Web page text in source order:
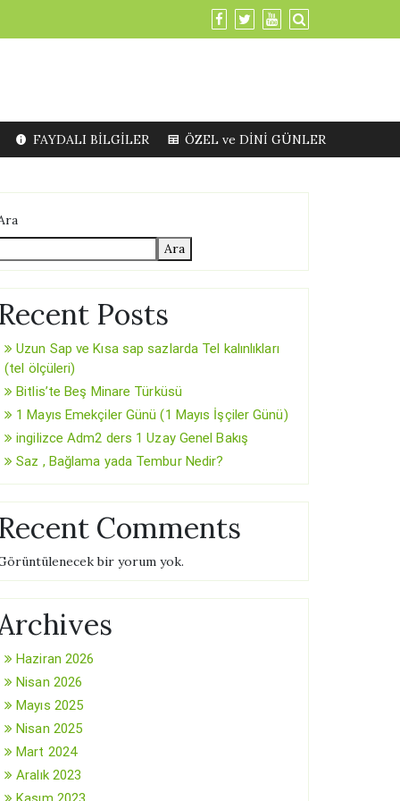
FAYDALI BİLGİLER ÖZEL ve DİNİ GÜNLER
Ara
Posts
Uzun Sap ve Kısa sap sazlarda Tel kalınlıkları
(tel ölçüleri)
Bitlis’te Beş Minare Türküsü
1 Mayıs Emekçiler Günü (1 Mayıs İşçiler Günü)
ingilizce Adm2 ders 1 Uzay Genel Bakış
Saz , Bağlama yada Tembur Nedir?
Comments
bir yorum yok.
Haziran 2026
Nisan 2026
Mayıs 2025
Nisan 2025
Mart 2024
Aralık 2023